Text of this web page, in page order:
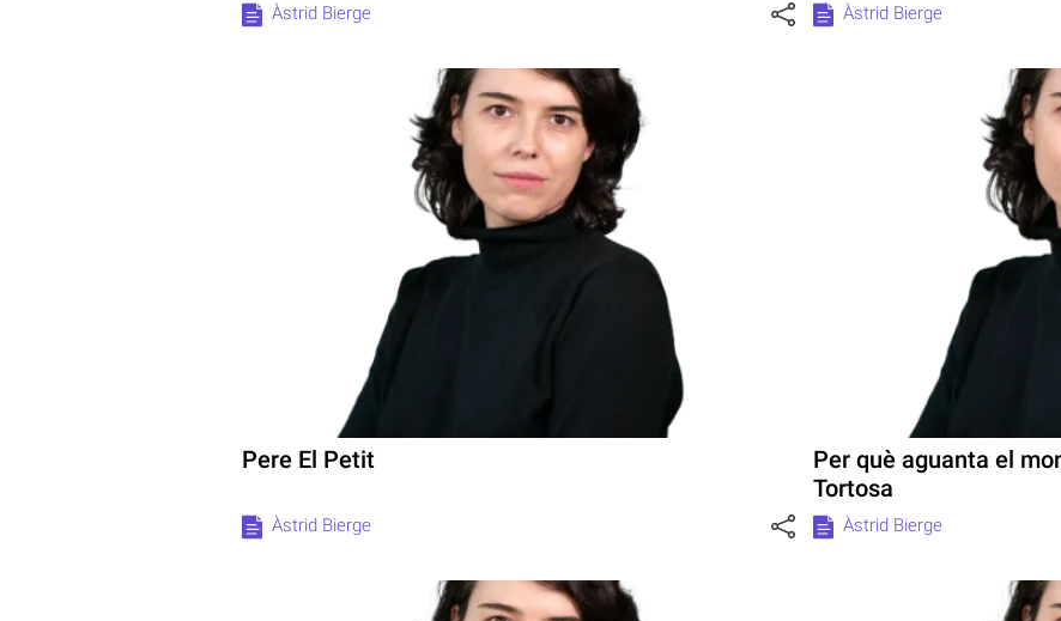
Àstrid Bierge Àstrid Bierge
Pere El Petit
Àstrid Bierge
Per què aguanta el
Tortosa
Àstrid Bierge